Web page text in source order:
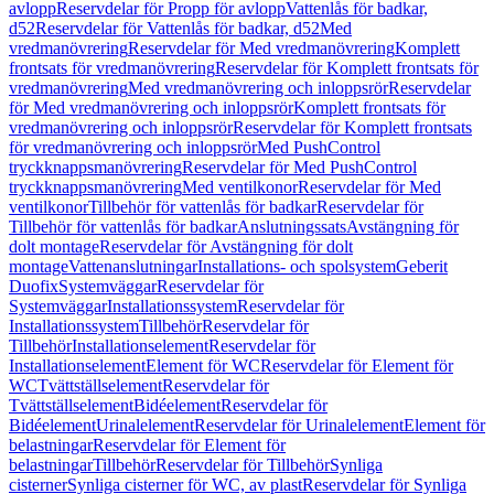
avloppReservdelar för Propp för avloppVattenlås för badkar,
d52Reservdelar för Vattenlås för badkar, d52Med
vredmanövreringReservdelar för Med vredmanövreringKomplett
frontsats för vredmanövreringReservdelar för Komplett frontsats för
vredmanövreringMed vredmanövrering och inloppsrörReservdelar
för Med vredmanövrering och inloppsrörKomplett frontsats för
vredmanövrering och inloppsrörReservdelar för Komplett frontsats
för vredmanövrering och inloppsrörMed PushControl
tryckknappsmanövreringReservdelar för Med PushControl
tryckknappsmanövreringMed ventilkonorReservdelar för Med
ventilkonorTillbehör för vattenlås för badkarReservdelar för
Tillbehör för vattenlås för badkarAnslutningssatsAvstängning för
dolt montageReservdelar för Avstängning för dolt
montageVattenanslutningarInstallations- och spolsystemGeberit
DuofixSystemväggarReservdelar för
SystemväggarInstallationssystemReservdelar för
InstallationssystemTillbehörReservdelar för
TillbehörInstallationselementReservdelar för
InstallationselementElement för WCReservdelar för Element för
WCTvättställselementReservdelar för
TvättställselementBidéelementReservdelar för
BidéelementUrinalelementReservdelar för UrinalelementElement för
belastningarReservdelar för Element för
belastningarTillbehörReservdelar för TillbehörSynliga
cisternerSynliga cisterner för WC, av plastReservdelar för Synliga